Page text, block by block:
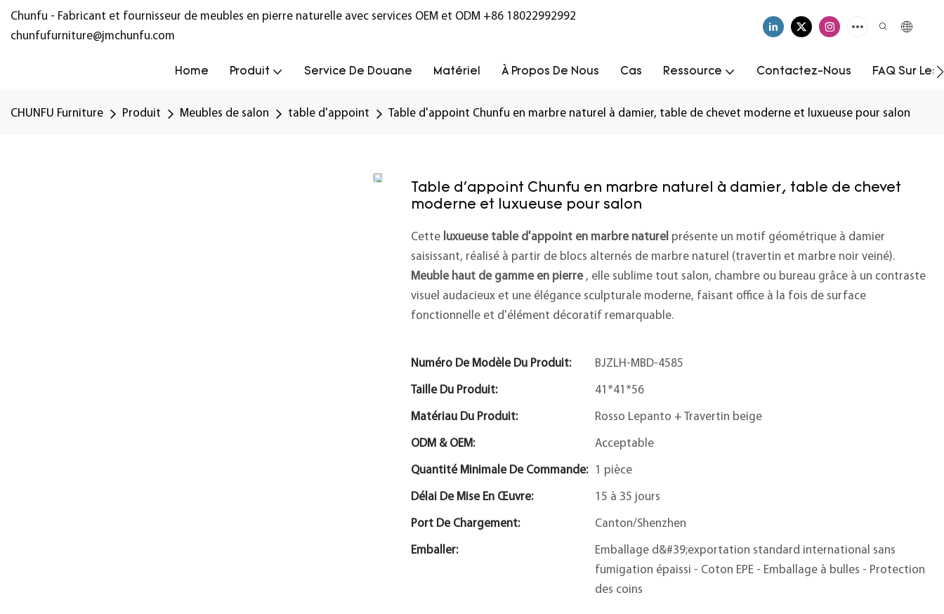
Chunfu - Fabricant et fournisseur de meubles en pierre naturelle avec services OEM et ODM +86 18022992992
chunfufurniture@jmchunfu.com
Home Produit Service De Douane Matériel À Propos De Nous Cas Ressource Contactez-Nous FAQ Sur
CHUNFU Furniture Produit Meubles de salon table d'appoint Table d'appoint Chunfu en marbre naturel à damier, table de chevet moderne et luxueuse pour salon
Table d'appoint Chunfu en marbre naturel à damier, table de chevet
moderne et luxueuse pour salon
Cette luxueuse table d'appoint en marbre naturel présente un motif géométrique à damier
saisissant, réalisé à partir de blocs alternés de marbre naturel (travertin et marbre noir veiné).
Meuble haut de gamme en pierre, elle sublime tout salon, chambre ou bureau grâce à un contraste
visuel audacieux et une élégance sculpturale moderne, faisant office à la fois de surface
fonctionnelle et d'élément décoratif remarquable.
Numéro De Modèle Du Produit: BJZLH-MBD-4585
Taille Du Produit: 41*41*56
Matériau Du Produit: Rosso Lepanto + Travertin beige
ODM & OEM: Acceptable
Quantité Minimale De Commande: 1 pièce
Délai De Mise En Œuvre: 15 à 35 jours
Port De Chargement: Canton/Shenzhen
Emballer:
Emballage d&#39;exportation standard international sans
fumigation épaissi - Coton EPE - Emballage à bulles - Protection
des coins